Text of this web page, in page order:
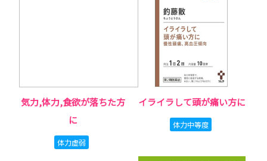
気力,体力,食欲が落ちた方
に
体力虚弱
イライラして頭が痛い方に
体力中等度